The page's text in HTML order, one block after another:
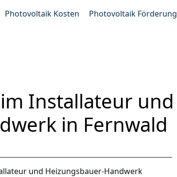
Photovoltaik Kosten Photovoltaik Förderung
Installateur und
in Fernwald
und Heizungsbauer-Handwerk